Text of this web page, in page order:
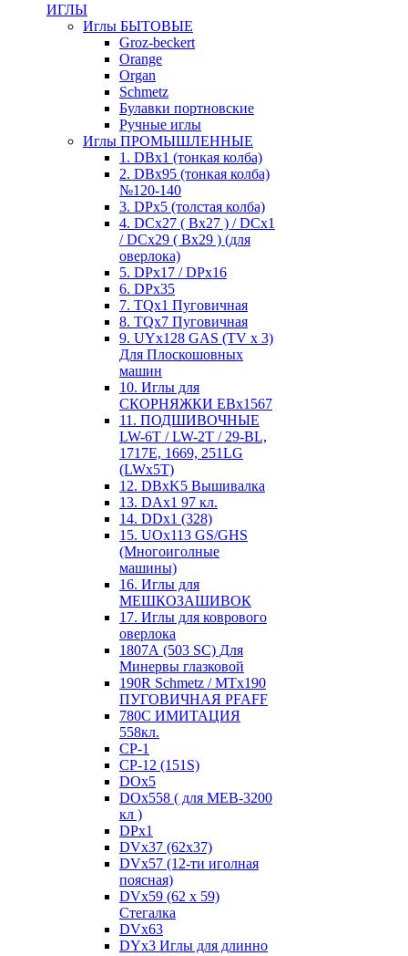
ИГЛЫ
Иглы БЫТОВЫЕ
Groz-beckert
Orange
Organ
Schmetz
Булавки портновские
Ручные иглы
Иглы ПРОМЫШЛЕННЫЕ
1. DBx1 (тонкая колба)
2. DBx95 (тонкая колба)
№120-140
3. DPx5 (толстая колба)
4. DCx27 ( Bx27 ) / DCx1
/ DCx29 ( Bx29 ) (для
оверлока)
5. DPx17 / DPx16
6. DPx35
7. TQx1 Пуговичная
8. TQx7 Пуговичная
9. UYx128 GAS (TV x 3)
Для Плоскошовных
машин
10. Иглы для
СКОРНЯЖКИ EBx1567
11. ПОДШИВОЧНЫЕ
LW-6T / LW-2T / 29-BL,
1717E, 1669, 251LG
(LWx5T)
12. DBxK5 Вышивалка
13. DAx1 97 кл.
14. DDx1 (328)
15. UOx113 GS/GHS
(Многоиголные
машины)
16. Иглы для
МЕШКОЗАШИВОК
17. Иглы для коврового
оверлока
1807А (503 SC) Для
Минервы глазковой
190R Schmetz / MTx190
ПУГОВИЧНАЯ PFAFF
780С ИМИТАЦИЯ
558кл.
CP-1
CP-12 (151S)
DOx5
DOx558 ( для MEB-3200
кл )
DPx1
DVx37 (62x37)
DVx57 (12-ти иголная
поясная)
DVx59 (62 x 59)
Стегалка
DVx63
DYx3 Иглы для длинно